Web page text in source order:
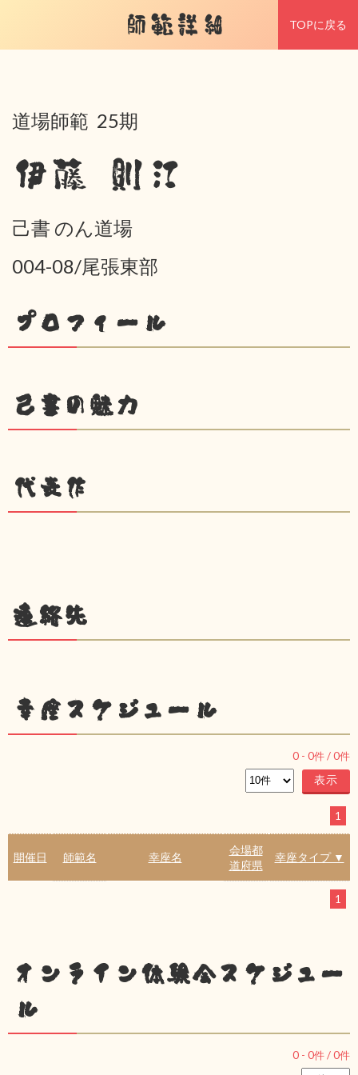
師範詳細 TOPに戻る
道場師範 25期
伊藤 則江
己書 のん道場
004-08/尾張東部
プロフィール
己書の魅力
代表作
連絡先
幸座スケジュール
0 - 0件 /0件
1
開催日 師範名 幸座名
会場都
道府県
幸座タイプ ▼
1
オンライン体験会スケジュー
ル
0 - 0件 /0件